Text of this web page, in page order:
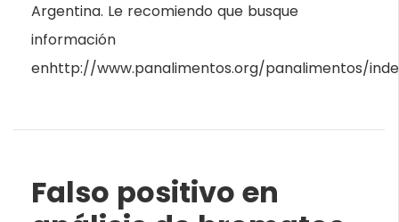
Argentina. Le recomiendo que busque
información
enhttp://www.panalimentos.org/panalimentos/
Falso positivo en